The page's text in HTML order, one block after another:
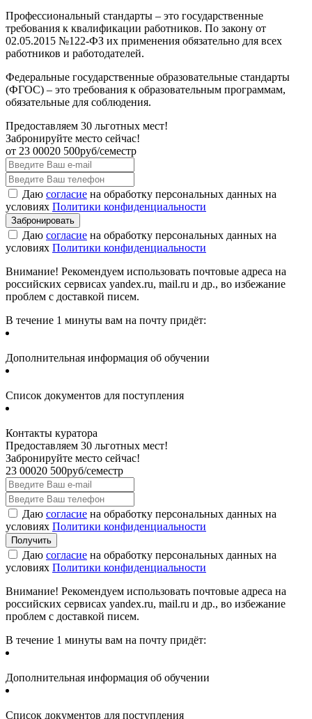
Профессиональный стандарты – это государственные
требования к квалификации работников. По закону от
02.05.2015 №122-ФЗ их применения обязательно для всех
работников и работодателей.
Федеральные государственные образовательные стандарты
(ФГОС) – это требования к образовательным программам,
обязательные для соблюдения.
Предоставляем 30 льготных мест!
Забронируйте место сейчас!
от 23 00020 500руб/семестр
Даю согласие на обработку персональных данных на
условиях Политики конфиденциальности
Даю согласие на обработку персональных данных на
условиях Политики конфиденциальности
Внимание! Рекомендуем использовать почтовые адреса на
российских сервисах yandex.ru, mail.ru и др., во избежание
проблем с доставкой писем.
В течение 1 минуты вам на почту придёт:
Дополнительная информация об обучении
Список документов для поступления
Контакты куратора
Предоставляем 30 льготных мест!
Забронируйте место сейчас!
23 00020 500руб/семестр
Даю согласие на обработку персональных данных на
условиях Политики конфиденциальности
Даю согласие на обработку персональных данных на
условиях Политики конфиденциальности
Внимание! Рекомендуем использовать почтовые адреса на
российских сервисах yandex.ru, mail.ru и др., во избежание
проблем с доставкой писем.
В течение 1 минуты вам на почту придёт:
Дополнительная информация об обучении
Список документов для поступления